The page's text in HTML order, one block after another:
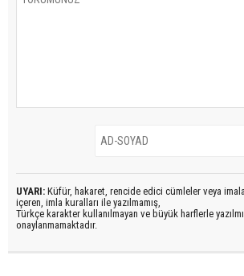
UYARI: Küfür, hakaret, rencide edici cümleler veya
içeren, imla kuralları ile yazılmamış,
Türkçe karakter kullanılmayan ve büyük harflerle
onaylanmamaktadır.